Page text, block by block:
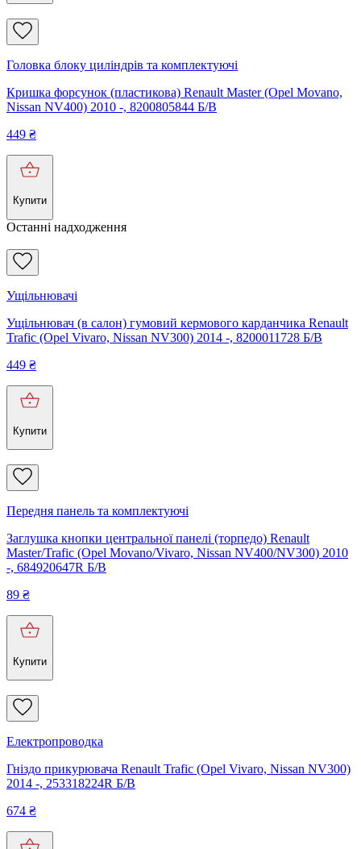
Головка блоку циліндрів та комплектуючі
Кришка форсунок (пластикова) Renault Master (Opel Movano,
Nissan NV400) 2010 -, 8200805844 Б/В
449 ₴
Купити
Останні надходження
Ущільнювачі
Ущільнювач (в салон) гумовий кермового карданчика Renault
Trafic (Opel Vivaro, Nissan NV300) 2014 -, 8200011728 Б/В
449 ₴
Купити
Передня панель та комплектуючі
Заглушка кнопки центральної панелі (торпедо) Renault
Master/Trafic (Opel Movano/Vivaro, Nissan NV400/NV300) 2010
-, 684920647R Б/В
89 ₴
Купити
Електропроводка
Гніздо прикурювача Renault Trafic (Opel Vivaro, Nissan NV300)
2014 -, 253318224R Б/В
674 ₴